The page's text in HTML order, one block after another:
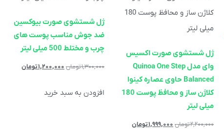
ژل شستشوی صورت اکسیس
وای مدل Quinoa One Step
Balanced حاوی عصاره کینوا
کلاژن ساز و محافظ پوست 180
میلی لیتر
۲,۲۰۰,۰۰۰تومان ۱,۹۹۹,۰۰۰تومان
ژل شستشوی صورت بیوکسین
ضد جوش مناسب پوست های
چرب و مختلط 500 میلی لیتر
۱,۳۰۰,۰۰۰تومان ۱,۲۰۰,۰۰۰تومان
افزودن به سبد خرید